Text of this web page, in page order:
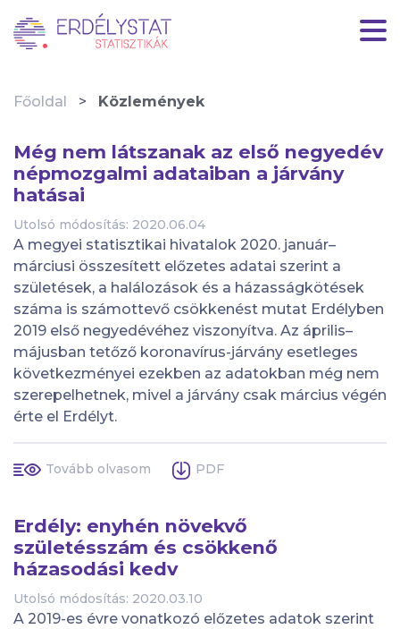
Főoldal Közlemények
Még nem látszanak az első negyedév
népmozgalmi adataiban a járvány
hatásai
Utolsó módosítás: 2020.06.04
A megyei statisztikai hivatalok 2020. január–
márciusi összesített előzetes adatai szerint a
születések, a halálozások és a házasságkötések
száma is számottevő csökkenést mutat Erdélyben
2019 első negyedévéhez viszonyítva. Az április–
májusban tetőző koronavírus-járvány esetleges
következményei ezekben az adatokban még nem
szerepelhetnek, mivel a járvány csak március végén
érte el Erdélyt.
Tovább olvasom PDF
Erdély: enyhén növekvő
születésszám és csökkenő
házasodási kedv
Utolsó módosítás: 2020.03.10
A 2019-es évre vonatkozó előzetes adatok szerint